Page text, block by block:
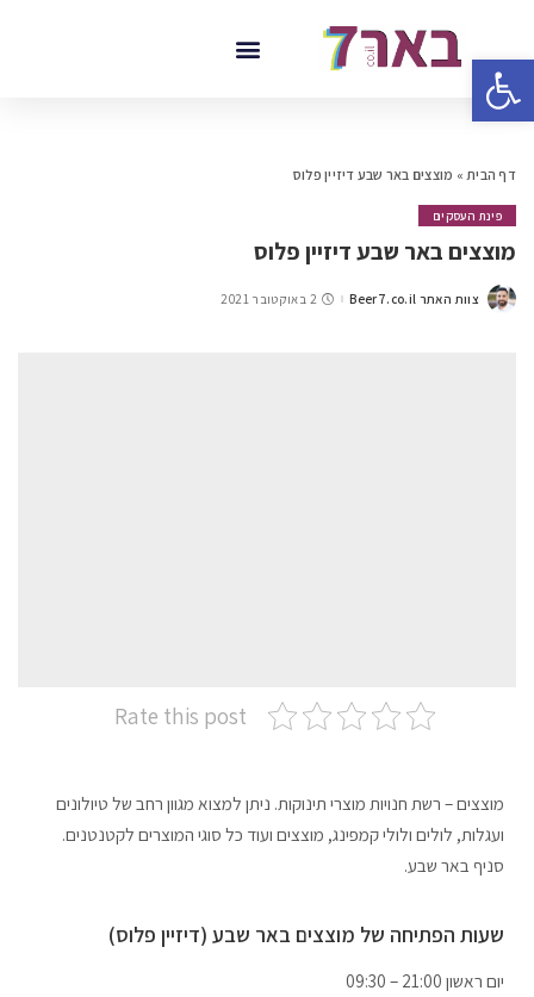
פתח סרגל נגישות
דף הבית» מוצצים באר שבע דיזיין פלוס
פינת העסקים
מוצצים באר שבע דיזיין פלוס
צוות האתר Beer7.co.il 2 באוקטובר 2021
Rate this post
מוצצים – רשת חנויות מוצרי תינוקות. ניתן למצוא מגוון רחב של טיולונים
ועגלות, לולים ולולי קמפינג, מוצצים ועוד כל סוגי המוצרים לקטנטנים.
סניף באר שבע.
שעות הפתיחה של מוצצים באר שבע (דיזיין פלוס)
09:30 – 21:00 יום ראשון